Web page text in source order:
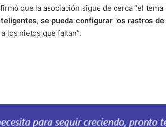
que la asociación sigue de cerca “el
se pueda configurar los rastros
los nietos que faltan”.